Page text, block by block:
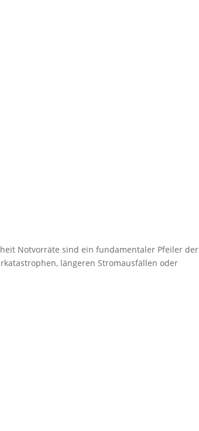
Notvorräte sind ein fundamentaler Pfeiler der
längeren Stromausfällen oder